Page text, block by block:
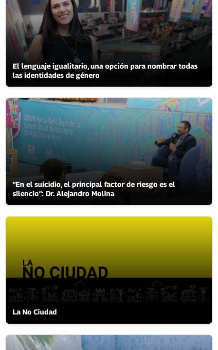
El lenguaje igualitario, una opción para nombrar todas
las identidades de género
“En el suicidio, el principal factor de riesgo es el
silencio”: Dr. Alejandro Molina
La No Ciudad